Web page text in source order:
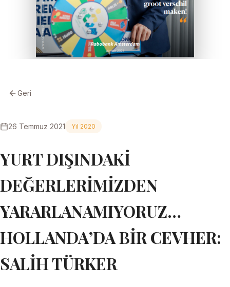
Geri
26 Temmuz 2021 Yıl 2020
YURT DIŞINDAKİ
DEĞERLERİMİZDEN
YARARLANAMIYORUZ…
HOLLANDA’DA BİR CEVHER:
SALİH TÜRKER